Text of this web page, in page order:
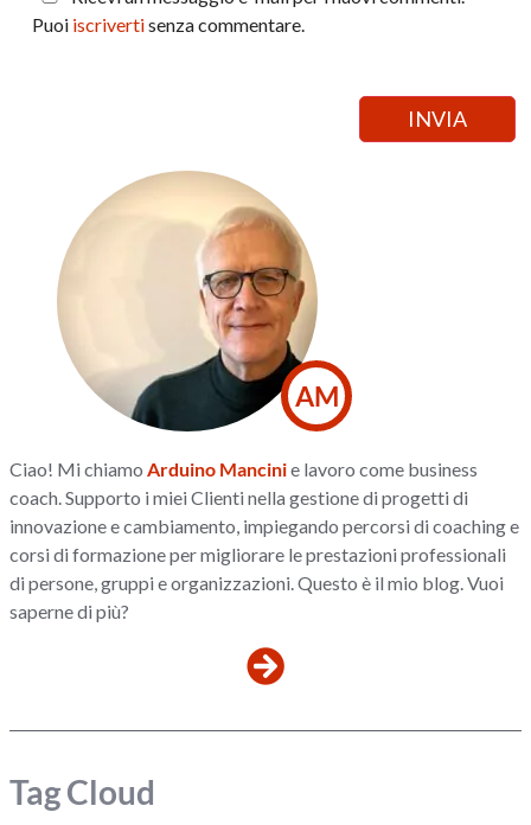
Puoi iscrivertisenza commentare.
AM
Ciao! Mi chiamoArduino Mancinie lavoro come business
coach. Supporto i miei Clienti nella gestione di progetti di
innovazione e cambiamento, impiegando percorsi di coaching e
corsi di formazione per migliorare le prestazioni professionali
di persone, gruppi e organizzazioni. Questo è il mio blog. Vuoi
saperne di più?
Tag Cloud